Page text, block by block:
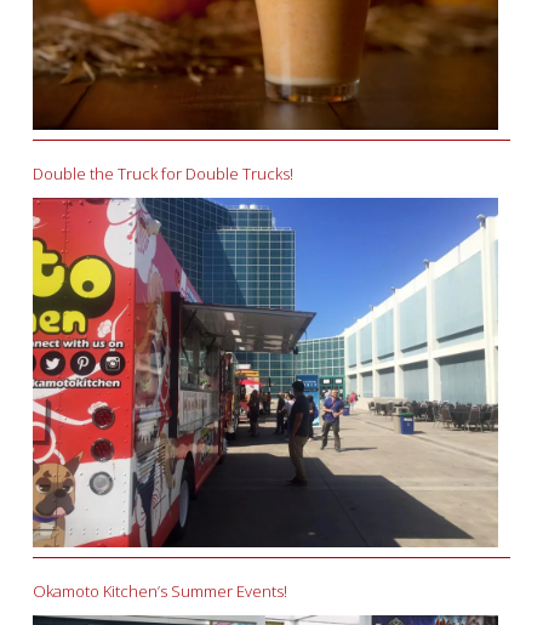
Double the Truck for Double Trucks!
Okamoto Kitchen’s Summer Events!